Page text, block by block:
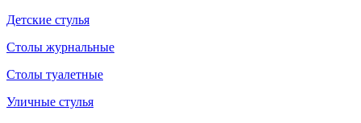
Детские стулья
Столы журнальные
Столы туалетные
Уличные стулья